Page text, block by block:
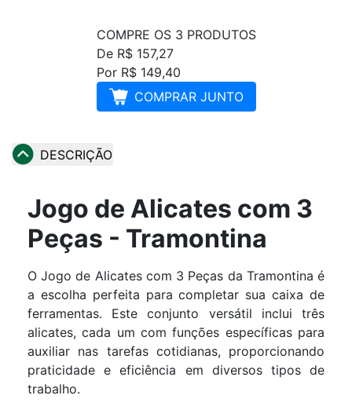
COMPRE OS 3 PRODUTOS
De R$ 157,27
Por R$ 149,40
COMPRAR JUNTO
DESCRIÇÃO
Jogo de Alicates com 3
Peças - Tramontina
O Jogo de Alicates com 3 Peças da Tramontina é
a escolha perfeita para completar sua caixa de
ferramentas. Este conjunto versátil inclui três
alicates, cada um com funções específicas para
auxiliar nas tarefas cotidianas, proporcionando
praticidade e eficiência em diversos tipos de
trabalho.